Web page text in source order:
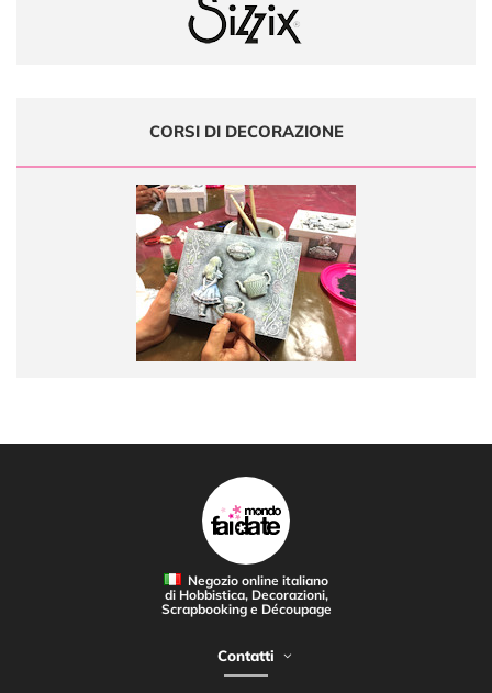
CORSI DI DECORAZIONE
Negozio online italiano
di Hobbistica, Decorazioni,
Scrapbooking e Découpage
Contatti